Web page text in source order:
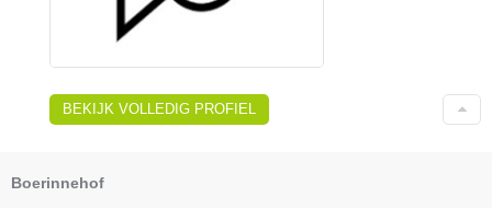
BEKIJK VOLLEDIG PROFIEL
Boerinnehof